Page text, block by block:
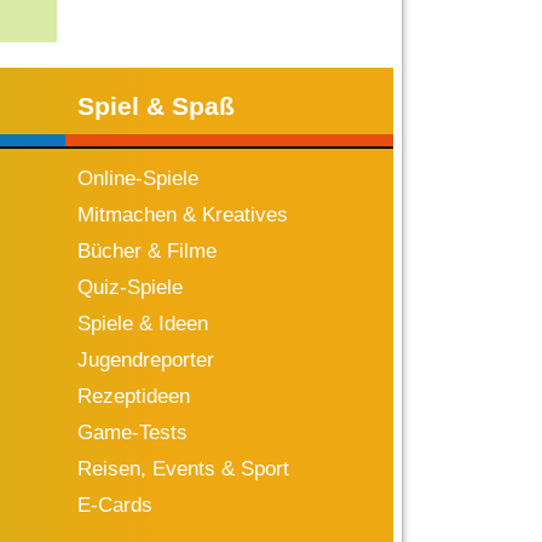
Spiel & Spaß
Online-Spiele
Mitmachen & Kreatives
Bücher & Filme
Quiz-Spiele
Spiele & Ideen
Jugendreporter
Rezeptideen
Game-Tests
Reisen, Events & Sport
E-Cards